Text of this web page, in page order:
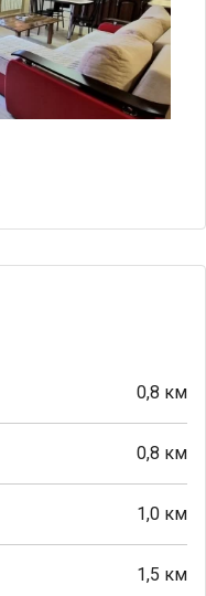
0,8 км
0,8 км
1,0 км
1,5 км